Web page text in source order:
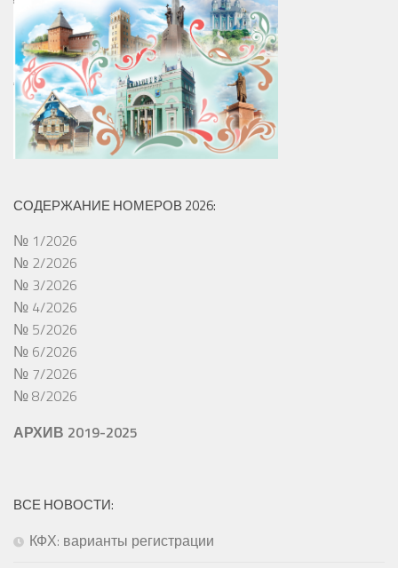
СОДЕРЖАНИЕ НОМЕРОВ 2026:
№ 1/2026
№ 2/2026
№ 3/2026
№ 4/2026
№ 5/2026
№ 6/2026
№ 7/2026
№ 8/2026
АРХИВ 2019-2025
ВСЕ НОВОСТИ:
КФХ: варианты регистрации